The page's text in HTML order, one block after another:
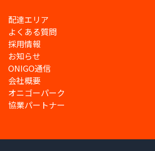
配達エリア
よくある質問
採用情報
お知らせ
ONIGO通信
会社概要
オニゴーパーク
協業パートナー